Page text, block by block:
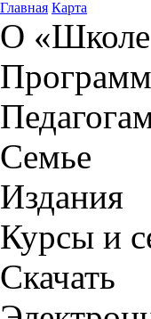
Главная Карта
О
Семье
Издания
Курсы и
Скачать